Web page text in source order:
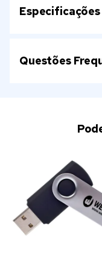
Especificações
Questões